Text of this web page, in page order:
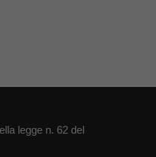
legge n. 62 del